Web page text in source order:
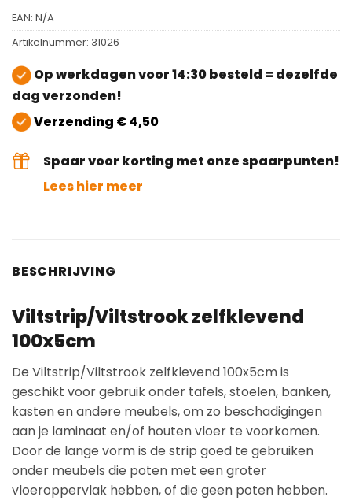
EAN: N/A
Artikelnummer: 31026
Op werkdagen voor 14:30 besteld = dezelfde
dag verzonden!
Verzending € 4,50
Spaar voor korting met onze spaarpunten!
Lees hier meer
BESCHRIJVING
Viltstrip/Viltstrook zelfklevend
100x5cm
De Viltstrip/Viltstrook zelfklevend 100x5cm is
geschikt voor gebruik onder tafels, stoelen, banken,
kasten en andere meubels, om zo beschadigingen
aan je laminaat en/of houten vloer te voorkomen.
Door de lange vorm is de strip goed te gebruiken
onder meubels die poten met een groter
vloeroppervlak hebben, of die geen poten hebben.